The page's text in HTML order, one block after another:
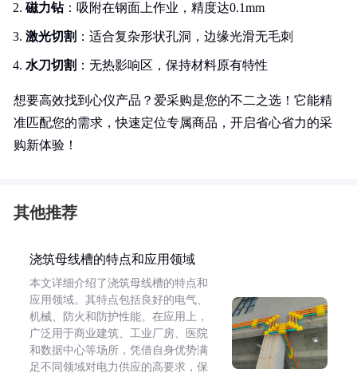
磁力钻：吸附在钢面上作业，精度达0.1mm
激光切割 ：适合复杂形状孔洞，边缘光滑无毛刺
水刀切割 ：无热影响区，保持材料原有特性
想要高效找到心仪产品？爱采购是您的不二之选！它能精
准匹配您的需求，快速定位专属商品，开启省心省力的采
购新体验！
其他推荐
浇筑母线槽的特点和应用领域
本文详细介绍了浇筑母线槽的特点和
应用领域。其特点包括良好的电气、
机械、防火和防护性能。在应用上，
广泛用于商业建筑、工业厂房、医院
和数据中心等场所，凭借自身优势满
足不同领域对电力供应的高要求，保